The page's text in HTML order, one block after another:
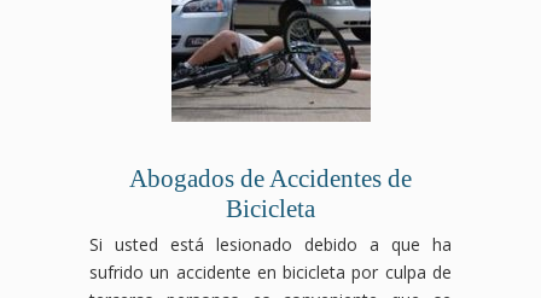
para
responsables
asuman
que
corresponde
por
con
las
aseguradoras
para
obtener
el
resultado
posible
para
tu
caso.
beneficios,
pero
nosotros
nos
encargamos
de
tus
hoy
para
una
graves.
Nuestro
equipo
abogados
especializados
accidentes
luchará
reclamo
hasta
la
negociación
con
las
asegurándonos
de
que
obtengas
el
luchará
para
que
obtengas
la
compensación
accidente
mereces,
asegurándonos
Abogados de Accidentes de
Bicicleta
Si usted está lesionado debido a que ha
sufrido un accidente en bicicleta por culpa de